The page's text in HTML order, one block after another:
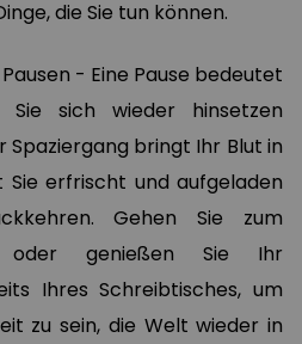
die Sie tun können.
- Eine Pause bedeutet
sich wieder hinsetzen
Spaziergang bringt Ihr Blut in
Sie erfrischt und aufgeladen
Gehen Sie zum
oder genießen Sie Ihr
Ihres Schreibtisches, um
zu sein, die Welt wieder in